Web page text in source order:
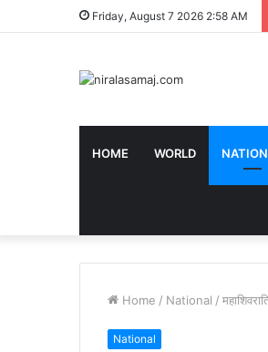
Friday, August 7 2026 2:58 AM
HOME WORLD
Home / National /
National